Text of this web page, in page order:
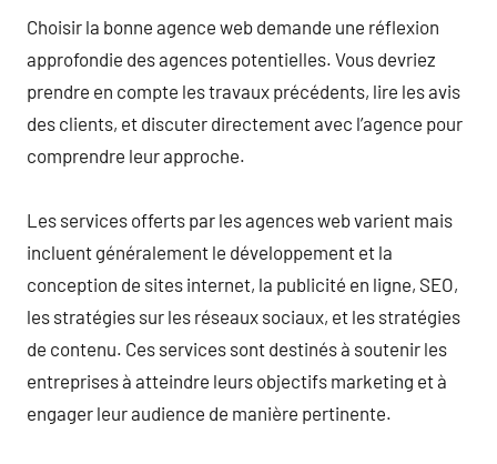
Choisir la bonne agence web demande une réflexion
approfondie des agences potentielles. Vous devriez
prendre en compte les travaux précédents, lire les avis
des clients, et discuter directement avec l’agence pour
comprendre leur approche.
Les services offerts par les agences web varient mais
incluent généralement le développement et la
conception de sites internet, la publicité en ligne, SEO,
les stratégies sur les réseaux sociaux, et les stratégies
de contenu. Ces services sont destinés à soutenir les
entreprises à atteindre leurs objectifs marketing et à
engager leur audience de manière pertinente.